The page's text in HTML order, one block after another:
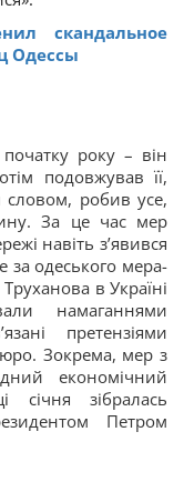
скандальное
Одессы
року – він
подовжував її,
робив усе,
За це час мер
навіть з’явився
за одеського мера-
в Україні
намаганнями
претензіями
Зокрема, мер з
економічний
зібралась
Петром